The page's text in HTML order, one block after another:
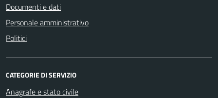
Documenti e dati
Personale amministrativo
Politici
CATEGORIE DI SERVIZIO
Anagrafe e stato civile